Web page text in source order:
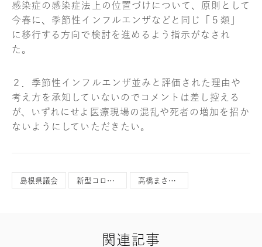
感染症の感染症法上の位置づけについて、原則として
今春に、季節性インフルエンザなどと同じ「５類」
に移行する方向で検討を進めるよう指示がなされ
た。
２．季節性インフルエンザ並みと評価された理由や
考え方を承知していないのでコメントは差し控える
が、いずれにせよ医療現場の混乱や死者の増加を招か
ないようにしていただきたい。
島根県議会 新型コロナウイルス 高橋まさひこ
関連記事